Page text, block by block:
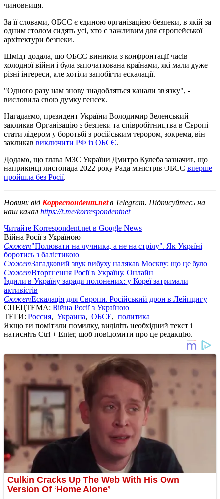
чиновниця.
За її словами, ОБСЄ є єдиною організацією безпеки, в якій за
одним столом сидять усі, хто є важливим для європейської
архітектури безпеки.
Шмідт додала, що ОБСЄ виникла з конфронтації часів
холодної війни і була започаткована країнами, які мали дуже
різні інтереси, але хотіли запобігти ескалації.
"Одного разу нам знову знадобляться канали зв'язку", -
висловила свою думку генсек.
Нагадаємо, президент України Володимир Зеленський
закликав Організацію з безпеки та співробітництва в Європі
стати лідером у боротьбі з російським терором, зокрема, він
закликав виключити РФ із ОБСЄ.
Додамо, що глава МЗС України Дмитро Кулеба зазначив, що
наприкінці листопада 2022 року Рада міністрів ОБСЄ вперше
пройшла без Росії.
Новини від Корреспондент.netв Telegram. Підписуйтесь на
наш канал https://t.me/korrespondentnet
Читайте Korrespondent.net в Google News
Війна Росії з Україною
Сюжет"Полювати на лучника, а не на стрілу". Як Україні
боротись з балістикою
СюжетЗагадковий звук вибуху налякав Москву: що це було
СюжетВторгнення Росії в Україну. Онлайн
Їздили в Україну заради полонених: у Кореї затримали
активістів
СюжетЕскалація для Європи. Російський дрон в Лейпцигу
СПЕЦТЕМА: Війна Росії з Україною
ТЕГИ: Россия, Украина, ОБСЕ, политика
Якщо ви помітили помилку, виділіть необхідний текст і
натисніть Ctrl + Enter, щоб повідомити про це редакцію.